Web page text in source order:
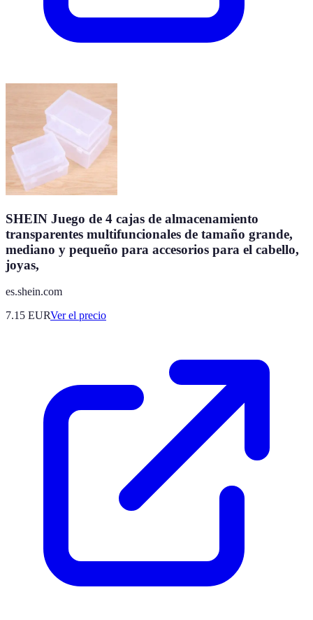
SHEIN Juego de 4 cajas de almacenamiento
transparentes multifuncionales de tamaño grande,
mediano y pequeño para accesorios para el cabello,
joyas,
es.shein.com
7.15 EURVer el precio